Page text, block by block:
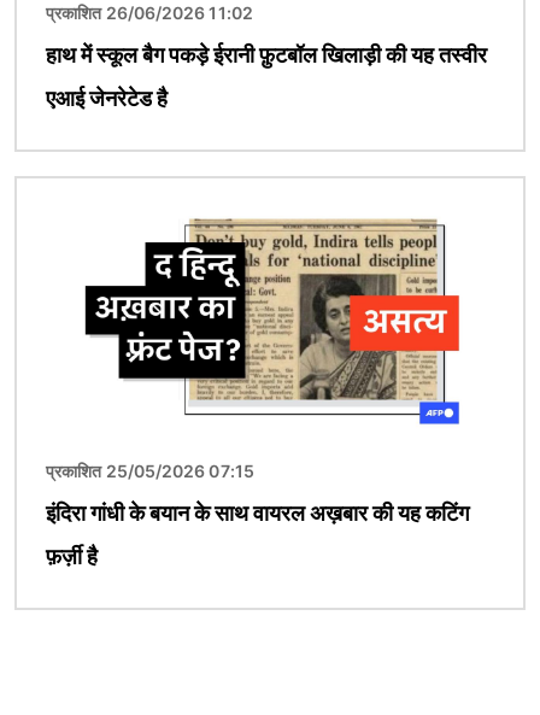
प्रकाशित 26/06/2026 11:02
हाथ में स्कूल बैग पकड़े ईरानी फ़ुटबॉल खिलाड़ी की यह तस्वीर
एआई जेनरेटेड है
प्रकाशित 25/05/2026 07:15
इंदिरा गांधी के बयान के साथ वायरल अख़बार की यह कटिंग
फ़र्ज़ी है